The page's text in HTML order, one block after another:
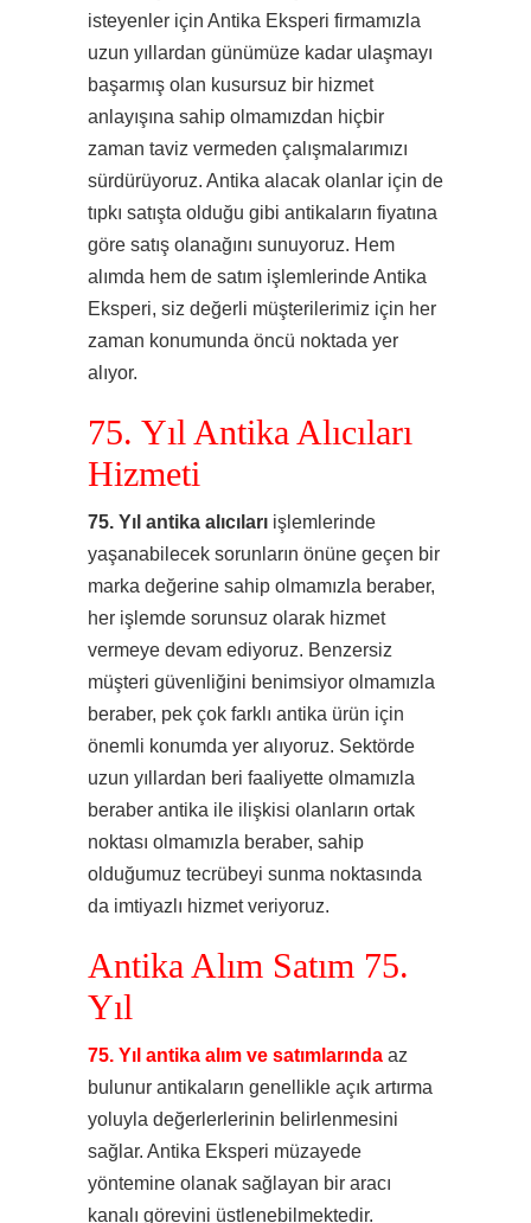
isteyenler için Antika Eksperi firmamızla
uzun yıllardan günümüze kadar ulaşmayı
başarmış olan kusursuz bir hizmet
anlayışına sahip olmamızdan hiçbir
zaman taviz vermeden çalışmalarımızı
sürdürüyoruz. Antika alacak olanlar için de
tıpkı satışta olduğu gibi antikaların fiyatına
göre satış olanağını sunuyoruz. Hem
alımda hem de satım işlemlerinde Antika
Eksperi, siz değerli müşterilerimiz için her
zaman konumunda öncü noktada yer
alıyor.
75. Yıl Antika Alıcıları
Hizmeti
75. Yıl antika alıcıları işlemlerinde
yaşanabilecek sorunların önüne geçen bir
marka değerine sahip olmamızla beraber,
her işlemde sorunsuz olarak hizmet
vermeye devam ediyoruz. Benzersiz
müşteri güvenliğini benimsiyor olmamızla
beraber, pek çok farklı antika ürün için
önemli konumda yer alıyoruz. Sektörde
uzun yıllardan beri faaliyette olmamızla
beraber antika ile ilişkisi olanların ortak
noktası olmamızla beraber, sahip
olduğumuz tecrübeyi sunma noktasında
da imtiyazlı hizmet veriyoruz.
Antika Alım Satım 75.
Yıl
75. Yıl antika alım ve satımlarında az
bulunur antikaların genellikle açık artırma
yoluyla değerlerlerinin belirlenmesini
sağlar. Antika Eksperi müzayede
yöntemine olanak sağlayan bir aracı
kanalı görevini üstlenebilmektedir.